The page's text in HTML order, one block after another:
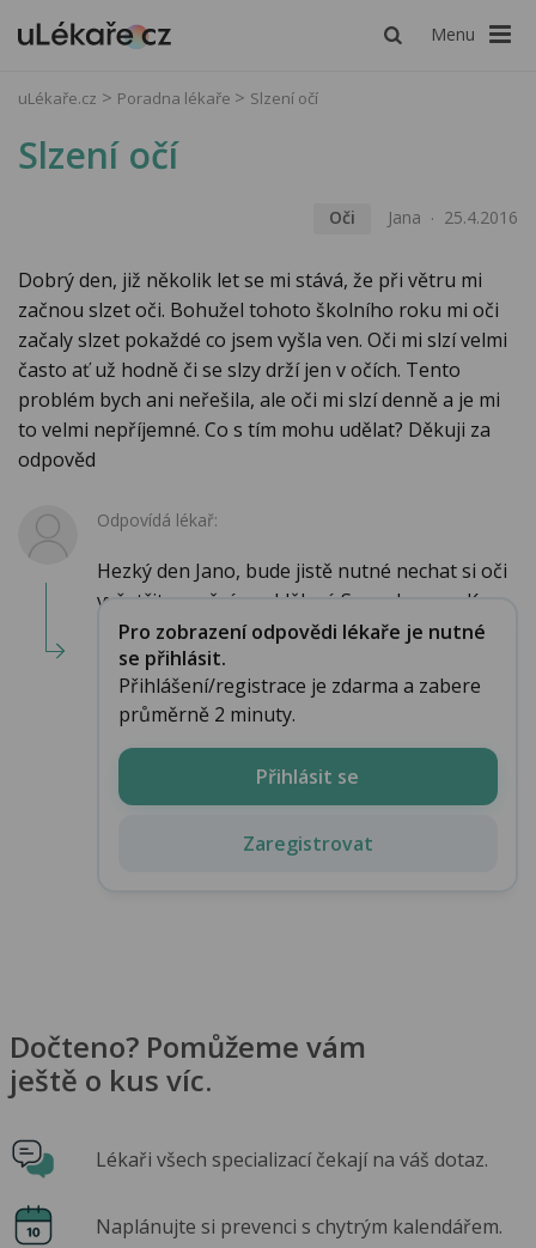
Menu
uLékaře.cz Poradna lékaře Slzení očí
Slzení očí
Oči Jana 25.4.2016
Dobrý den, již několik let se mi stává, že při větru mi
začnou slzet oči. Bohužel tohoto školního roku mi oči
začaly slzet pokaždé co jsem vyšla ven. Oči mi slzí velmi
často ať už hodně či se slzy drží jen v očích. Tento
problém bych ani neřešila, ale oči mi slzí denně a je mi
to velmi nepříjemné. Co s tím mohu udělat? Děkuji za
odpověd
Odpovídá lékař:
Hezký den Jano, bude jistě nutné nechat si oči
vyšetřit na očním oddělení. S pozdravem, K....
Pro zobrazení odpovědi lékaře je nutné
se přihlásit.
Přihlášení/registrace je zdarma a zabere
průměrně 2 minuty.
Přihlásit se
Zaregistrovat
Dočteno? Pomůžeme vám
ještě o kus víc.
Lékaři všech specializací čekají na váš dotaz.
Naplánujte si prevenci s chytrým kalendářem.